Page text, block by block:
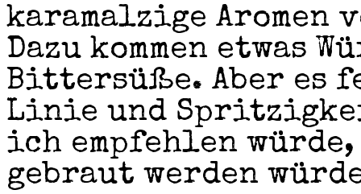
karamalzige Aromen
Dazu kommen etwas
Bittersüße. Aber es
Linie und
ich empfehlen würde,
gebraut werden